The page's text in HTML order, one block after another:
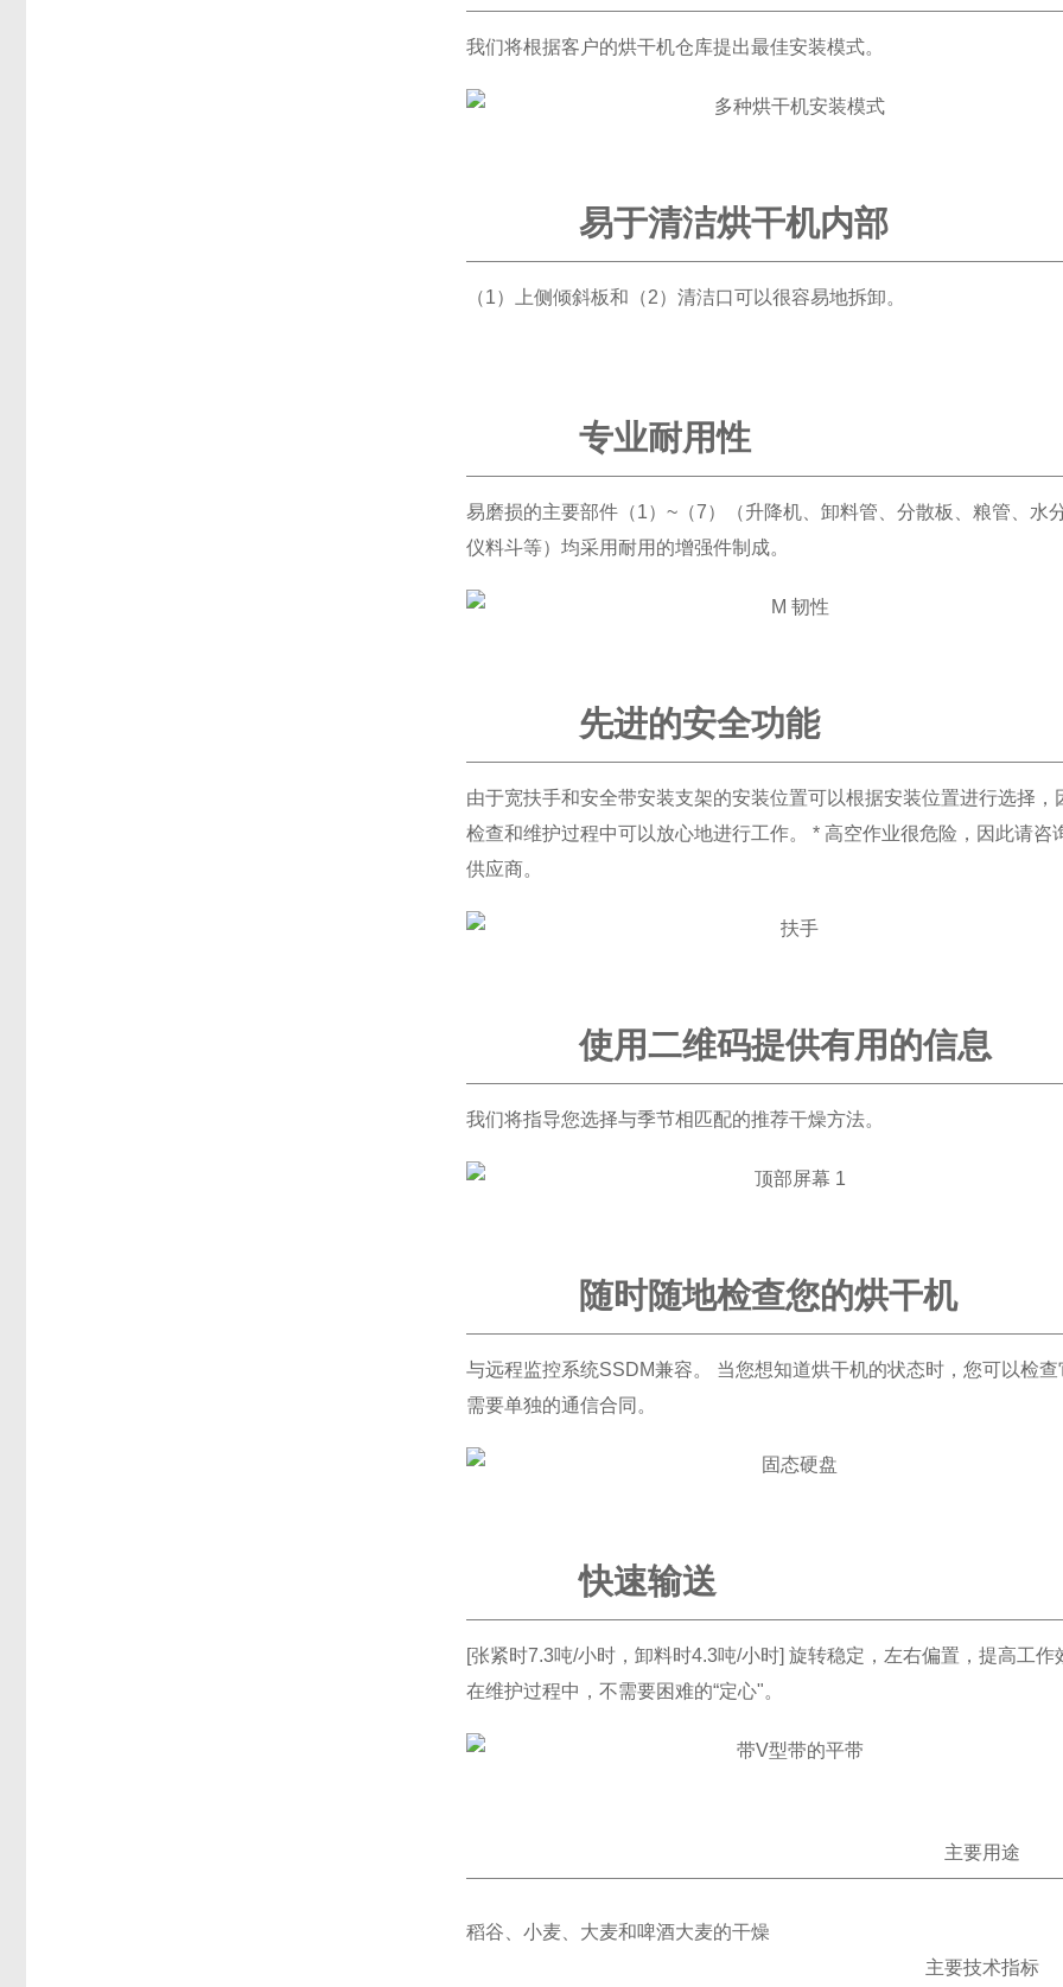
我们将根据客户的烘干机仓库提出最佳安装模式。
易于清洁烘干机内部
（1）上侧倾斜板和（2）清洁口可以很容易地拆卸。
专业耐用性
易磨损的主要部件（1）~（7）（升降机、卸料管、分散板、粮管、水
仪料斗等）均采用耐用的增强件制成。
先进的安全功能
由于宽扶手和安全带安装支架的安装位置可以根据安装位置进行选择，
检查和维护过程中可以放心地进行工作。 * 高空作业很危险，因此请咨
供应商。
使用二维码提供有用的信息
我们将指导您选择与季节相匹配的推荐干燥方法。
随时随地检查您的烘干机
与远程监控系统SSDM兼容。 当您想知道烘干机的状态时，您可以检查
需要单独的通信合同。
快速输送
[张紧时7.3吨/小时，卸料时4.3吨/小时] 旋转稳定，左右偏置，提高工作
在维护过程中，不需要困难的“定心"。
主要用途
稻谷、小麦、大麦和啤酒大麦的干燥
主要技术指标